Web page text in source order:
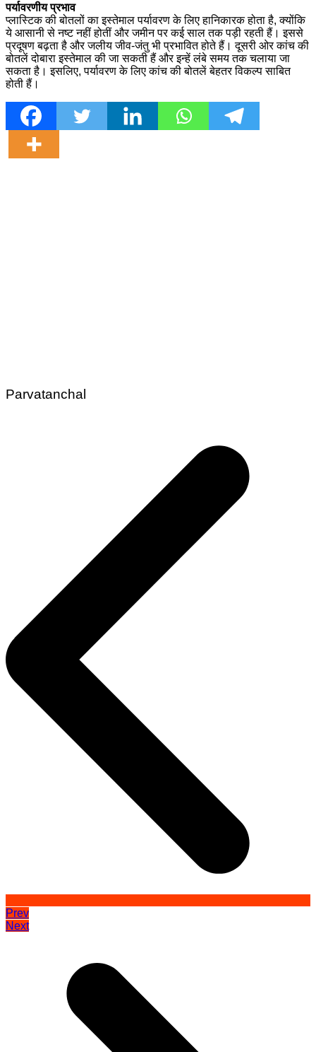
पर्यावरणीय प्रभाव
प्लास्टिक की बोतलों का इस्तेमाल पर्यावरण के लिए हानिकारक होता है, क्योंकि
ये आसानी से नष्ट नहीं होतीं और जमीन पर कई साल तक पड़ी रहती हैं। इससे
प्रदूषण बढ़ता है और जलीय जीव-जंतु भी प्रभावित होते हैं। दूसरी ओर कांच की
बोतलें दोबारा इस्तेमाल की जा सकती हैं और इन्हें लंबे समय तक चलाया जा
सकता है। इसलिए, पर्यावरण के लिए कांच की बोतलें बेहतर विकल्प साबित
होती हैं।
Parvatanchal
Prev
Next